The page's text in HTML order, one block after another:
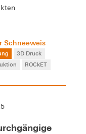
Schneeweis
3D Druck
ROCkET